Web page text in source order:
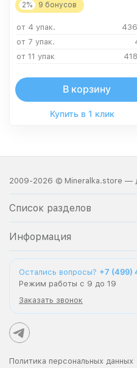
2% 9 бонусов
от 4 упак.
от 7 упак.
от 11 упак
В корзину
Купить в 1 клик
2009-2026 © Mineralka.store —
Список разделов
Информация
Остались вопросы? +7 (499)
Режим работы с 9 до 19
Заказать звонок
Политика персональных данных